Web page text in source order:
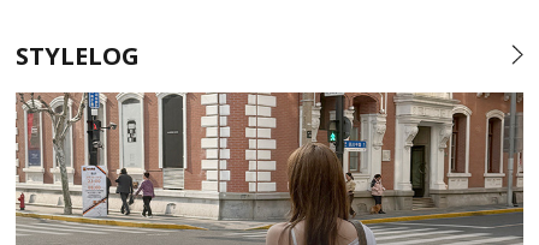
STYLELOG